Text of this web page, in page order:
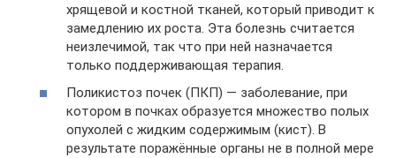
хрящевой и костной тканей, который приводит к
замедлению их роста. Эта болезнь считается
неизлечимой, так что при ней назначается
только поддерживающая терапия.
Поликистоз почек (ПКП) — заболевание, при
котором в почках образуется множество полых
опухолей с жидким содержимым (кист). В
результате поражённые органы не в полной мере